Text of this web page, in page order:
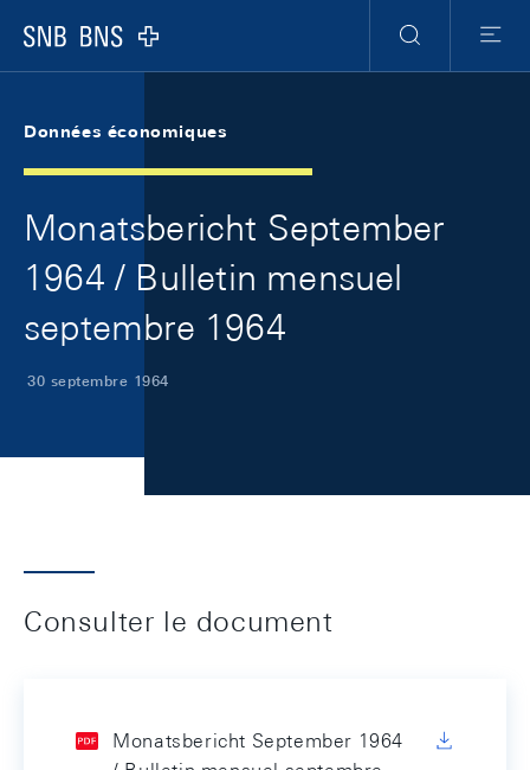
Logo
RechercheMenu
Données économiques
Monatsbericht September
1964 / Bulletin mensuel
septembre 1964
30 septembre 1964
Consulter le document
Monatsbericht September 1964